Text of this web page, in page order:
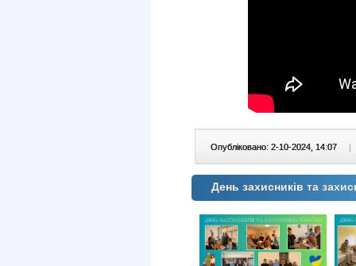
Опубліковано: 2-10-2024, 14:07 |
День захисників та